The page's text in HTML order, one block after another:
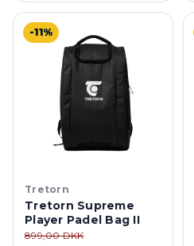
-11%
Tretorn
Tretorn Supreme
Player Padel Bag II
899,00 DKK